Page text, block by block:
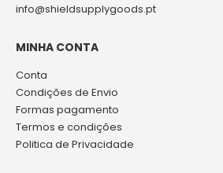
info@shieldsupplygoods.pt
MINHA CONTA
Conta
Condições de Envio
Formas pagamento
Termos e condições
Politica de Privacidade